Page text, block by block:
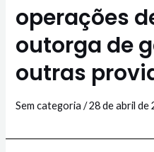
operações
outorga de
outras
Sem categoria /28 de abril de